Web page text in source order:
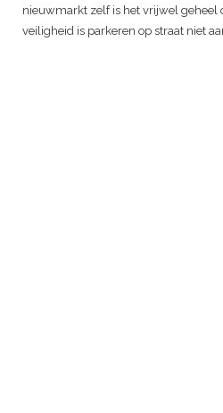
nieuwmarkt zelf is het vrijwel geheel
veiligheid is parkeren op straat niet